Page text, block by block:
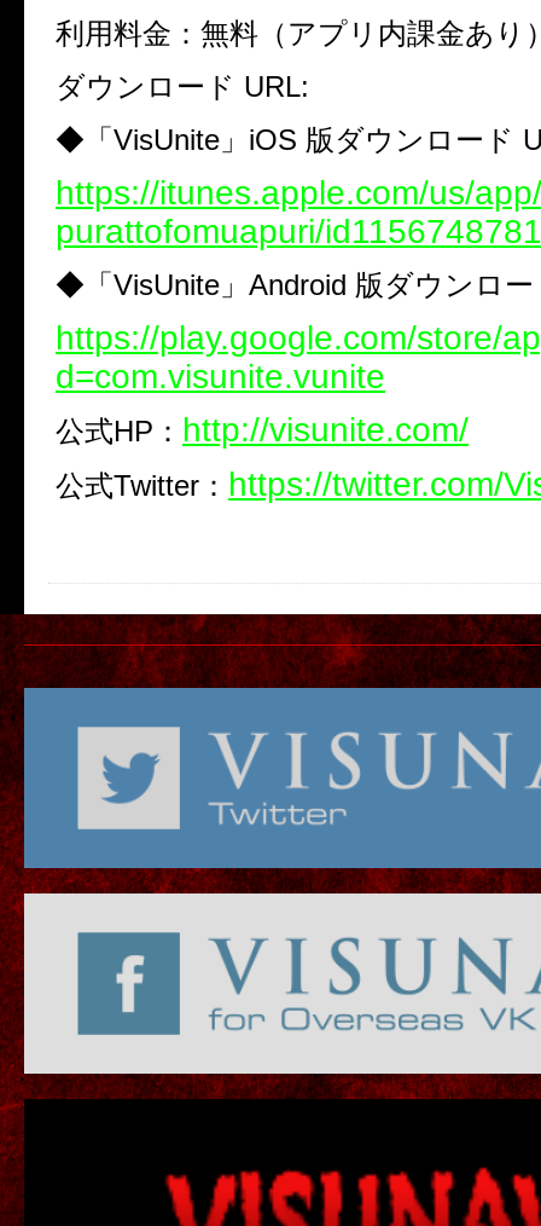
利用料金：無料（アプリ内課金あり
ダウンロード URL:
◆ 「 VisUnite 」 iOS 版ダウンロード
https://itunes.apple.com/us/
purattofomuapuri/
◆ 「 VisUnite 」 Android 版ダウンロー
https://play.google.com/store/
d=com.visunite.vunite
公式HP ： http://visunite.com/
公式Twitter ： https://twitter.com/